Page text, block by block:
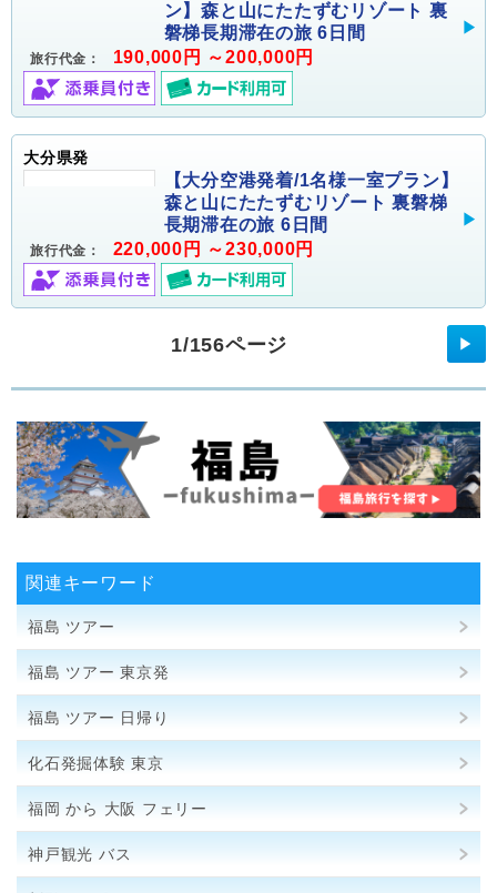
ン】森と山にたたずむリゾート 裏
磐梯長期滞在の旅 6日間
旅行代金： 190,000円 ～200,000円
大分県発
【大分空港発着/1名様一室プラン】
森と山にたたずむリゾート 裏磐梯
長期滞在の旅 6日間
旅行代金： 220,000円 ～230,000円
1/156ページ ▶
関連キーワード
福島 ツアー
福島 ツアー 東京発
福島 ツアー 日帰り
化石発掘体験 東京
福岡 から 大阪 フェリー
神戸観光 バス